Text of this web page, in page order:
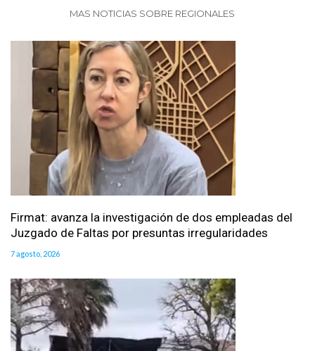
MAS NOTICIAS SOBRE REGIONALES
Firmat: avanza la investigación de dos empleadas del
Juzgado de Faltas por presuntas irregularidades
7 agosto, 2026